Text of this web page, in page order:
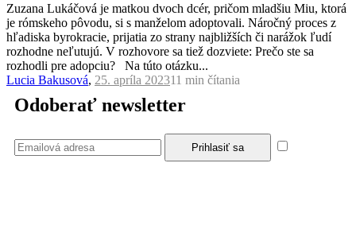
Zuzana Lukáčová je matkou dvoch dcér, pričom mladšiu Miu, ktorá
je rómskeho pôvodu, si s manželom adoptovali. Náročný proces z
hľadiska byrokracie, prijatia zo strany najbližších či narážok ľudí
rozhodne neľutujú. V rozhovore sa tiež dozviete: Prečo ste sa
rozhodli pre adopciu? Na túto otázku...
Lucia Bakusová, 25. apríla 202311 min čítania
Odoberať newsletter